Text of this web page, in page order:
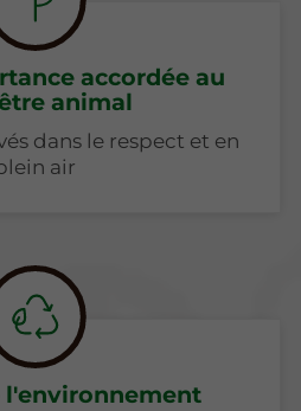
accordée au
animal
dans le respect et en
air
l'environnement